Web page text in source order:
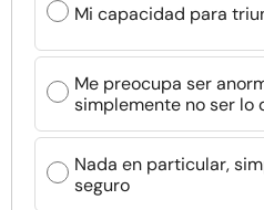
Mi capacidad para
Me preocupa ser
simplemente no ser lo
Nada en particular,
seguro